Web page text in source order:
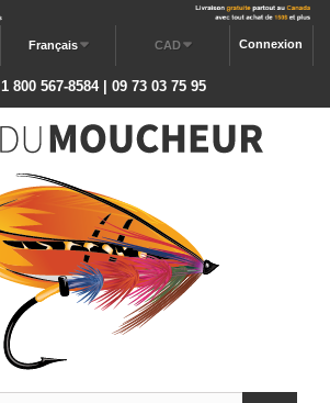
Connexion
CAD
Français
1 800 567-8584 | 09 73 03 75 95